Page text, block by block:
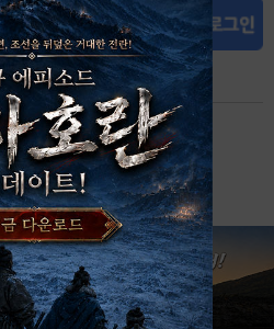
호 찾기 회원가입